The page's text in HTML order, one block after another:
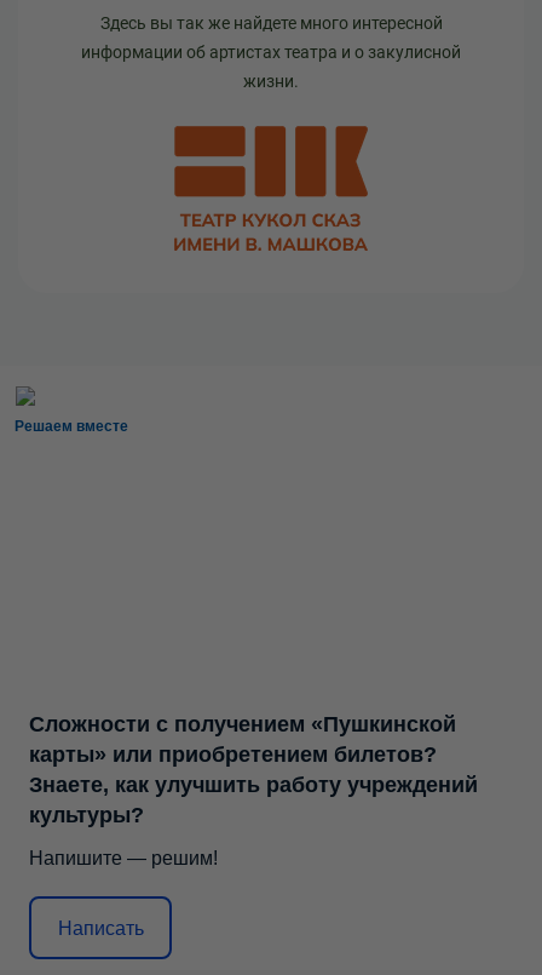
Здесь вы так же найдете много интересной
информации об артистах театра и о закулисной
жизни.
Решаем вместе
Сложности с получением «Пушкинской
карты» или приобретением билетов?
Знаете, как улучшить работу учреждений
культуры?
Напишите — решим!
Написать